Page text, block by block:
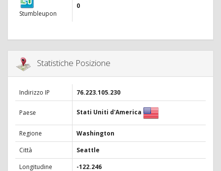
Stumbleupon
0
Statistiche Posizione
Indirizzo IP 76.223.105.230
Paese Stati Uniti d'America
Regione
Washington
Città
Seattle
Longitudine
-122.246